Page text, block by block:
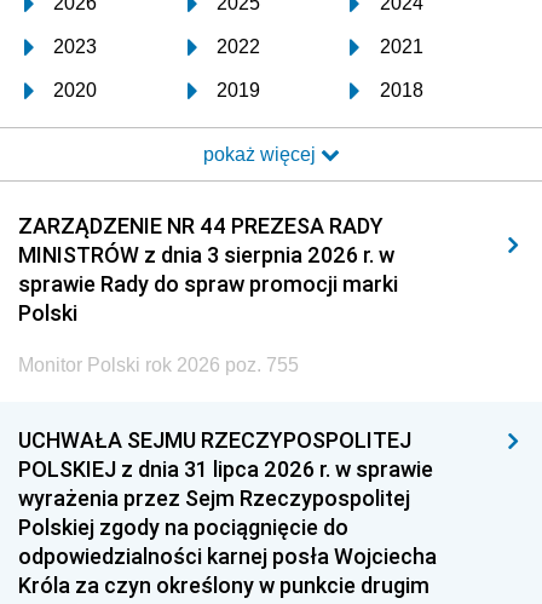
2023 2022 2021
2020 2019 2018
2017 2016 2015
2014 2013 2012
2011 2010 2009
2008 2007 2006
2005
1996 1995 1994
1993 1992 1991
1990 1989
1987 1986 1985
pokaż więcej
ZARZĄDZENIE NR 44 PREZESA RADY
MINISTRÓW z dnia 3 sierpnia 2026 r. w
sprawie Rady do spraw promocji marki
Polski
Monitor Polski rok 2026 poz. 755
UCHWAŁA SEJMU RZECZYPOSPOLITEJ
POLSKIEJ z dnia 31 lipca 2026 r. w sprawie
wyrażenia przez Sejm Rzeczypospolitej
Polskiej zgody na pociągnięcie do
odpowiedzialności karnej posła Wojciecha
Króla za czyn określony w punkcie drugim